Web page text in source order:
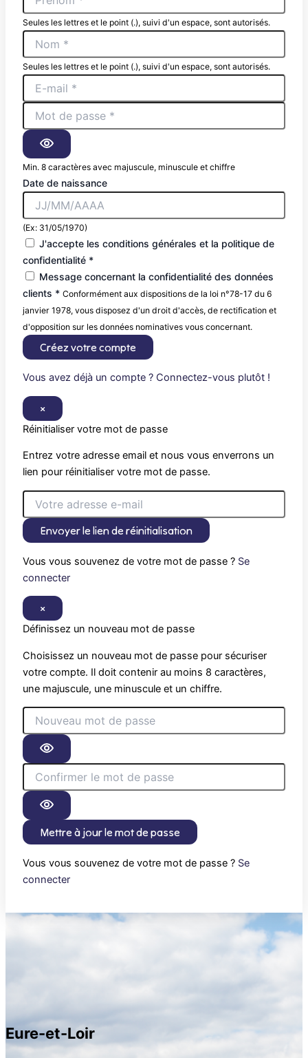
Seules les lettres et le point (.), suivi d'un espace, sont autorisés.
Seules les lettres et le point (.), suivi d'un espace, sont autorisés.
Min. 8 caractères avec majuscule, minuscule et chiffre
Date de naissance
(Ex: 31/05/1970)
J'accepte les conditions générales et la politique de
confidentialité *
Message concernant la confidentialité des données
clients * Conformément aux dispositions de la loi n°78-17 du 6
janvier 1978, vous disposez d'un droit d'accès, de rectification et
d'opposition sur les données nominatives vous concernant.
Créez votre compte
Vous avez déjà un compte ? Connectez-vous plutôt !
×
Réinitialiser votre mot de passe
Entrez votre adresse email et nous vous enverrons un
lien pour réinitialiser votre mot de passe.
Envoyer le lien de réinitialisation
Vous vous souvenez de votre mot de passe ? Se
connecter
×
Définissez un nouveau mot de passe
Choisissez un nouveau mot de passe pour sécuriser
votre compte. Il doit contenir au moins 8 caractères,
une majuscule, une minuscule et un chiffre.
Mettre à jour le mot de passe
Vous vous souvenez de votre mot de passe ? Se
connecter
Eure-et-Loir